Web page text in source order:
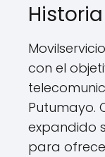
con el
Putumayo.
expandido
para